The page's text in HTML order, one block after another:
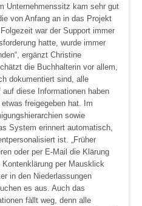
Unternehmenssitz kam sehr gut
von Anfang an in das Projekt
war der Support immer
hatte, wurde immer
ergänzt Christine
die Buchhalterin vor allem,
dokumentiert sind, alle
diese Informationen haben
freigegeben hat. Im
sowie
System erinnert automatisch,
ist. „Früher
oder per E-Mail die Klärung
per Mausklick
in den Niederlassungen
es aus. Auch das
fällt weg, denn alle